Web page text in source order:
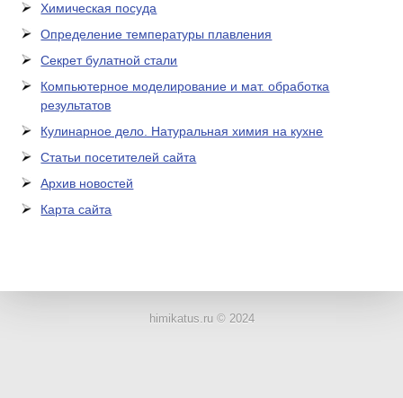
Химическая посуда
Определение температуры плавления
Секрет булатной стали
Компьютерное моделирование и мат. обработка
результатов
Кулинарное дело. Натуральная химия на кухне
Статьи посетителей сайта
Архив новостей
Карта сайта
himikatus.ru © 2024